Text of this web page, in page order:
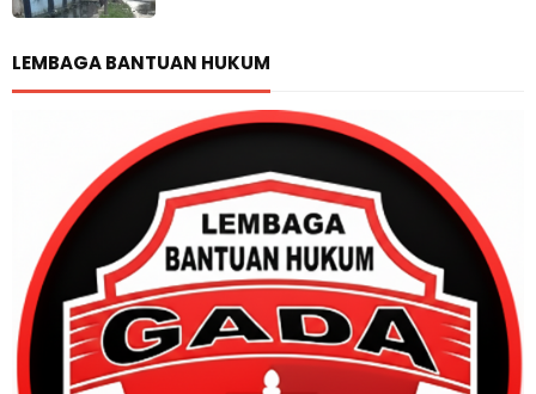
LEMBAGA BANTUAN HUKUM